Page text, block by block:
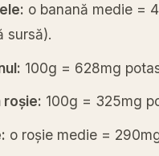
o banană medie =
sursă).
100g = 628mg
roșie: 100g = 325mg
o roșie medie =